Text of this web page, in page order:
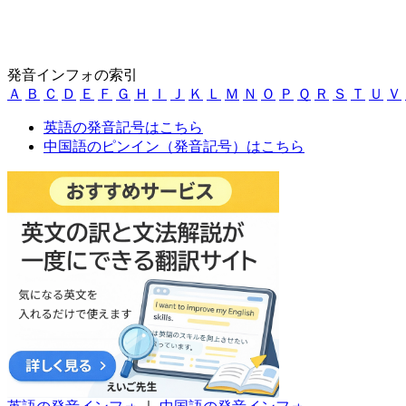
発音インフォの索引
Ａ
Ｂ Ｃ Ｄ Ｅ Ｆ Ｇ Ｈ Ｉ Ｊ Ｋ Ｌ Ｍ Ｎ Ｏ Ｐ Ｑ Ｒ Ｓ Ｔ Ｕ Ｖ
英語の発音記号はこちら
中国語のピンイン（発音記号）はこちら